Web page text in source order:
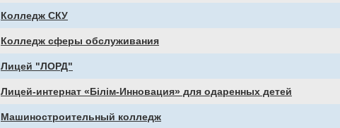
Колледж СКУ
Колледж сферы обслуживания
Лицей "ЛОРД"
Лицей-интернат «Білім-Инновация» для одаренных детей
Машиностроительный колледж